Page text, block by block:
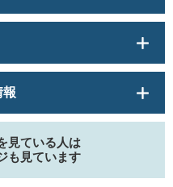
報
見ている人は
も見ています